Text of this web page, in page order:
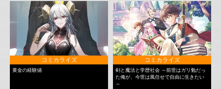
コミカライズ
黄金の経験値
コミカライズ
剣と魔法と学歴社会 ～前世はガリ勉だっ
た俺が、今世は風任せで自由に生きたい
～